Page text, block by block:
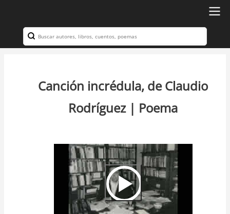
contenido
principal
Navegación
Search
Canción incrédula, de Claudio
Rodríguez | Poema
Video
Url